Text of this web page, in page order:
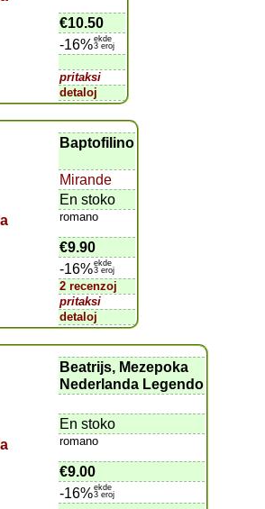
€10.50
-16%ekde
3 eroj
pritaksi
detaloj
Baptofilino
Mirande
En stoko
romano
€9.90
-16%ekde
3 eroj
2 recenzoj
pritaksi
detaloj
Beatrijs, Mezepoka
Nederlanda Legendo
En stoko
romano
€9.00
-16%ekde
3 eroj